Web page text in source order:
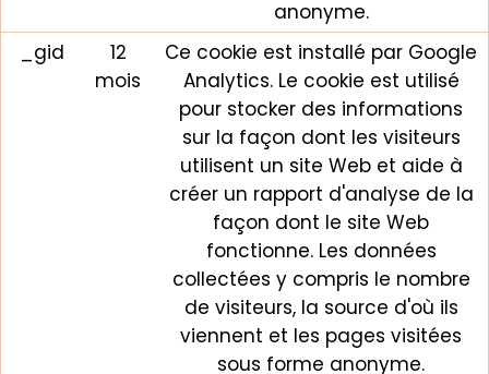
anonyme.
_gid
12
mois
Ce cookie est installé par Google
Analytics. Le cookie est utilisé
pour stocker des informations
sur la façon dont les visiteurs
utilisent un site Web et aide à
créer un rapport d'analyse de la
façon dont le site Web
fonctionne. Les données
collectées y compris le nombre
de visiteurs, la source d'où ils
viennent et les pages visitées
sous forme anonyme.